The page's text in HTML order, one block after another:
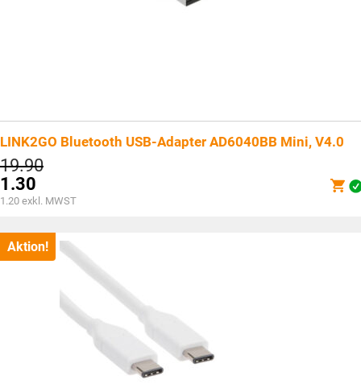
LINK2GO Bluetooth USB-Adapter AD6040BB Mini, V4.0
19.90Ursprünglicher
war:
CHF19.90
1.30
Aktueller
ist:
CHF1.30.
1.20 exkl. MWST
Aktion!